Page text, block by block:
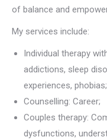
of balance and
My services include:
Individual therapy
addictions, sleep
experiences, phobias;
Counselling: Career;
Couples therapy:
dysfunctions,